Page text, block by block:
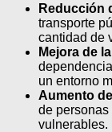
Reducción
transporte
cantidad de
Mejora de
un entorno
Aumento
de
vulnerables.